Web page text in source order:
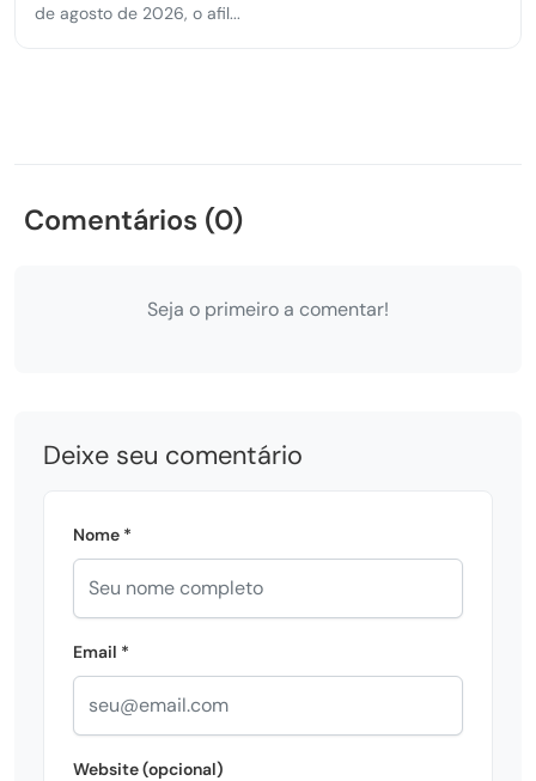
de agosto de 2026, o afil...
Comentários (0)
Seja o primeiro a comentar!
Deixe seu comentário
Nome *
Email *
Website (opcional)